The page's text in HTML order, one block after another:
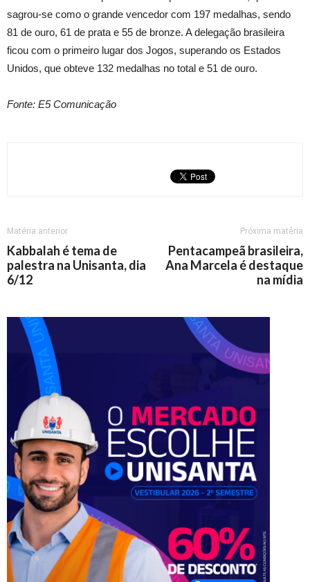
sagrou-se como o grande vencedor com 197 medalhas, sendo
81 de ouro, 61 de prata e 55 de bronze. A delegação brasileira
ficou com o primeiro lugar dos Jogos, superando os Estados
Unidos, que obteve 132 medalhas no total e 51 de ouro.
Fonte: E5 Comunicação
Matéria anterior
Kabbalah é tema de
palestra na Unisanta, dia
6/12
Próxima matéria
Pentacampeã brasileira,
Ana Marcela é destaque
na mídia